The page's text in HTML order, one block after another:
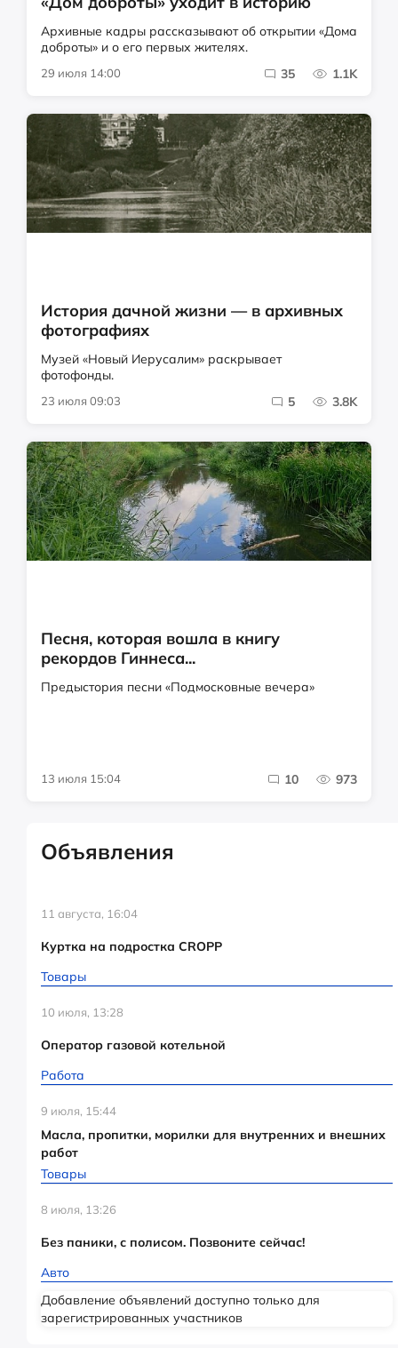
Архивные кадры рассказывают об открытии «Дома
доброты» и о его первых жителях.
29 июля 14:00 35 1.1K
История дачной жизни — в архивных
фотографиях
Музей «Новый Иерусалим» раскрывает
фотофонды.
23 июля 09:03 5 3.8K
Песня, которая вошла в книгу
рекордов Гиннеса...
Предыстория песни «Подмосковные вечера»
13 июля 15:04 10 973
Объявления
11 августа, 16:04
Куртка на подростка CROPP
Товары
10 июля, 13:28
Оператор газовой котельной
Работа
9 июля, 15:44
Масла, пропитки, морилки для внутренних и внешних
работ
Товары
8 июля, 13:26
Без паники, с полисом. Позвоните сейчас!
Авто
Добавление объявлений доступно только для
зарегистрированных участников